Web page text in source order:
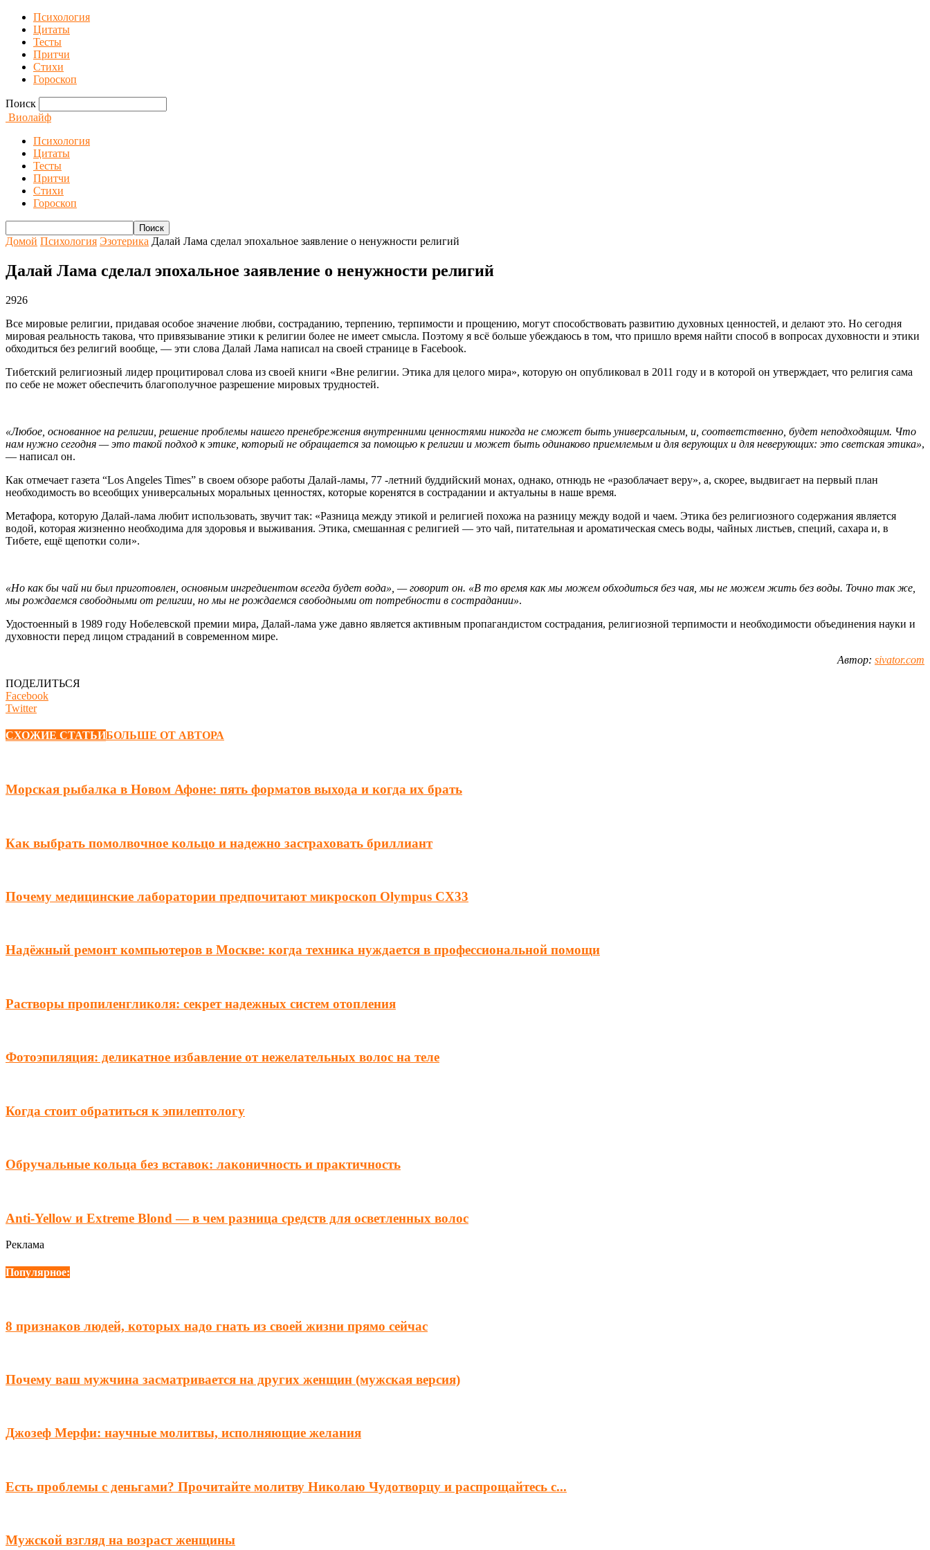
Психология
Цитаты
Тесты
Притчи
Стихи
Гороскоп
Поиск
Виолайф
Психология
Цитаты
Тесты
Притчи
Стихи
Гороскоп
Домой Психология Эзотерика Далай Лама сделал эпохальное заявление о ненужности религий
Далай Лама сделал эпохальное заявление о ненужности религий
2926
Все мировые религии, придавая особое значение любви, состраданию, терпению, терпимости и прощению, могут способствовать развитию духовных ценностей, и делают это. Но сегодня
мировая реальность такова, что привязывание этики к религии более не имеет смысла. Поэтому я всё больше убеждаюсь в том, что пришло время найти способ в вопросах духовности и этики
обходиться без религий вообще, — эти слова Далай Лама написал на своей странице в Facebook.
Тибетский религиозный лидер процитировал слова из своей книги «Вне религии. Этика для целого мира», которую он опубликовал в 2011 году и в которой он утверждает, что религия сама
по себе не может обеспечить благополучное разрешение мировых трудностей.
«Любое, основанное на религии, решение проблемы нашего пренебрежения внутренними ценностями никогда не сможет быть универсальным, и, соответственно, будет неподходящим. Что
нам нужно сегодня — это такой подход к этике, который не обращается за помощью к религии и может быть одинаково приемлемым и для верующих и для неверующих: это светская этика»,
— написал он.
Как отмечает газета “Los Angeles Times” в своем обзоре работы Далай-ламы, 77 -летний буддийский монах, однако, отнюдь не «разоблачает веру», а, скорее, выдвигает на первый план
необходимость во всеобщих универсальных моральных ценностях, которые коренятся в сострадании и актуальны в наше время.
Метафора, которую Далай-лама любит использовать, звучит так: «Разница между этикой и религией похожа на разницу между водой и чаем. Этика без религиозного содержания является
водой, которая жизненно необходима для здоровья и выживания. Этика, смешанная с религией — это чай, питательная и ароматическая смесь воды, чайных листьев, специй, сахара и, в
Тибете, ещё щепотки соли».
«Но как бы чай ни был приготовлен, основным ингредиентом всегда будет вода», — говорит он. «В то время как мы можем обходиться без чая, мы не можем жить без воды. Точно так же,
мы рождаемся свободными от религии, но мы не рождаемся свободными от потребности в сострадании».
Удостоенный в 1989 году Нобелевской премии мира, Далай-лама уже давно является активным пропагандистом сострадания, религиозной терпимости и необходимости объединения науки и
духовности перед лицом страданий в современном мире.
Автор: sivator.com
ПОДЕЛИТЬСЯ
Facebook
Twitter
СХОЖИЕ СТАТЬИБОЛЬШЕ ОТ АВТОРА
Морская рыбалка в Новом Афоне: пять форматов выхода и когда их брать
Как выбрать помолвочное кольцо и надежно застраховать бриллиант
Почему медицинские лаборатории предпочитают микроскоп Olympus CX33
Надёжный ремонт компьютеров в Москве: когда техника нуждается в профессиональной помощи
Растворы пропиленгликоля: секрет надежных систем отопления
Фотоэпиляция: деликатное избавление от нежелательных волос на теле
Когда стоит обратиться к эпилептологу
Обручальные кольца без вставок: лаконичность и практичность
Anti-Yellow и Extreme Blond — в чем разница средств для осветленных волос
Реклама
Популярное:
8 признаков людей, которых надо гнать из своей жизни прямо сейчас
Почему ваш мужчина засматривается на других женщин (мужская версия)
Джозеф Мерфи: научные молитвы, исполняющие желания
Есть проблемы с деньгами? Прочитайте молитву Николаю Чудотворцу и распрощайтесь с...
Мужской взгляд на возраст женщины